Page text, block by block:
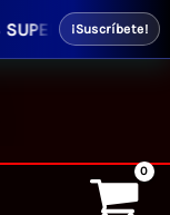
$50.00
¡Suscríbete!